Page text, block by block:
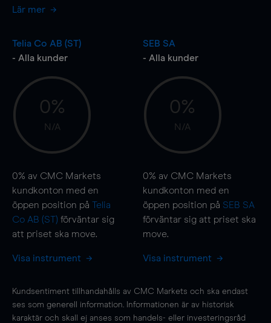
Lär mer
Telia Co AB (ST)
- Alla kunder
0%
N/A
0% av CMC Markets
kundkonton med en
öppen position på Telia
Co AB (ST) förväntar sig
att priset ska move.
Visa instrument
SEB SA
- Alla kunder
0%
N/A
0% av CMC Markets
kundkonton med en
öppen position på SEB SA
förväntar sig att priset ska
move.
Visa instrument
Kundsentiment tillhandahålls av CMC Markets och ska endast
ses som generell information. Informationen är av historisk
karaktär och skall ej anses som handels- eller investeringsråd